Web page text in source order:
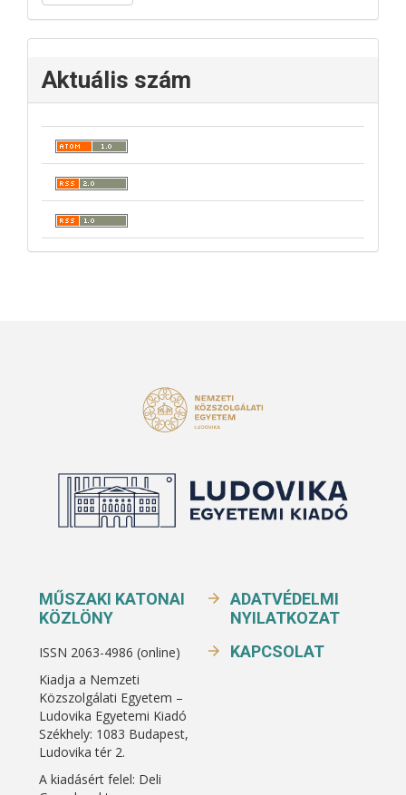
Aktuális szám
MŰSZAKI KATONAI
KÖZLÖNY
ISSN 2063-4986 (online)
Kiadja a Nemzeti
Közszolgálati Egyetem –
Ludovika Egyetemi Kiadó
Székhely: 1083 Budapest,
Ludovika tér 2.
A kiadásért felel: Deli
ADATVÉDELMI
NYILATKOZAT
KAPCSOLAT